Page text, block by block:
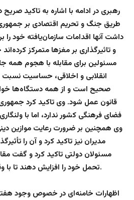
رهبری در ادامه با اشاره به تاکید صریح
طریق جنگ و تحریم اقتصادی بر
داشت آنها اقدامات سازمان‌یافته خود
و تاثیرگذاری بر مغزها متمرکز
مسئولین برای مقابله با هجوم همه
انقلابی و اخلاقی، حساسیت
صحیح است و از همه دستگاه‌ها
قانون عمل شود. وی تاکید کرد
فضای فرهنگی کشور ندارد، اما با
وی همچنین بر ضرورت رعایت موازین
مدیران نیز تاکید کرد و آن را
مسئولان دولتی تاکید کرد و گفت
تحمل خود را افزایش دهند تا با وقوع مشکلات بی‌تابی نکنند.
اظهارات خامنه‌ای در خصوص وجود